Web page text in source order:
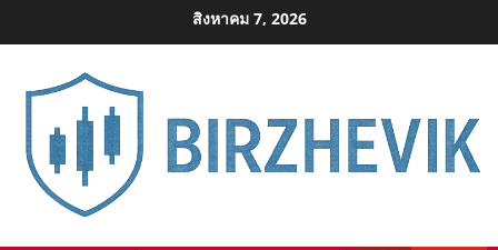
to
สิงหาคม 7, 2026